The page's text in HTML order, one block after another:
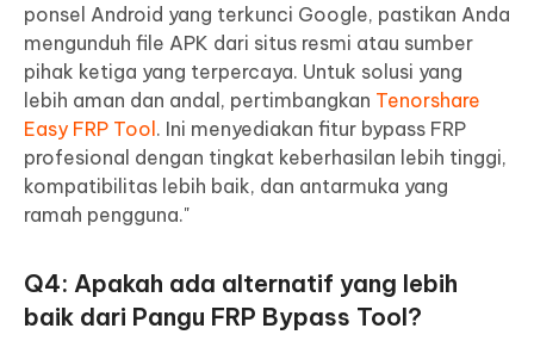
ponsel Android yang terkunci Google, pastikan Anda
mengunduh file APK dari situs resmi atau sumber
pihak ketiga yang terpercaya. Untuk solusi yang
lebih aman dan andal, pertimbangkan Tenorshare
Easy FRP Tool. Ini menyediakan fitur bypass FRP
profesional dengan tingkat keberhasilan lebih tinggi,
kompatibilitas lebih baik, dan antarmuka yang
ramah pengguna."
Q4: Apakah ada alternatif yang lebih
baik dari Pangu FRP Bypass Tool?